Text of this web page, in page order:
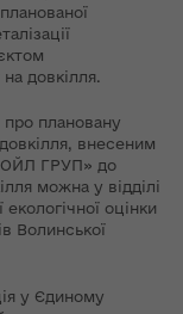
довкілля.
плановану
довкілля, внесеним
ОЙЛ ГРУП» до
можна у відділі
оцінки
Волинської
у Єдиному